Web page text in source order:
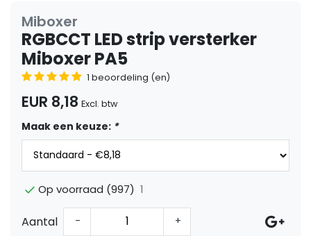
Miboxer
RGBCCT LED strip versterker
Miboxer PA5
1 beoordeling (en)
EUR 8,18 Excl. btw
Maak een keuze: *
Op voorraad (997) 1
Aantal - +